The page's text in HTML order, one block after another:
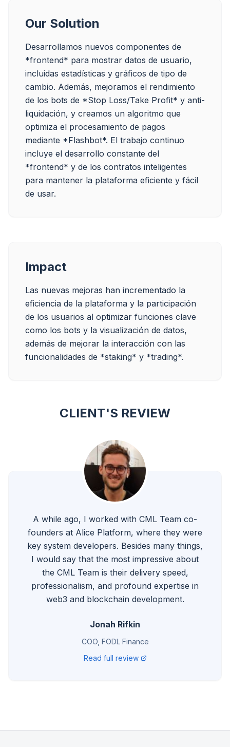
Our Solution
Desarrollamos nuevos componentes de
*frontend* para mostrar datos de usuario,
incluidas estadísticas y gráficos de tipo de
cambio. Además, mejoramos el rendimiento
de los bots de *Stop Loss/Take Profit* y anti-
liquidación, y creamos un algoritmo que
optimiza el procesamiento de pagos
mediante *Flashbot*. El trabajo continuo
incluye el desarrollo constante del
*frontend* y de los contratos inteligentes
para mantener la plataforma eficiente y fácil
Impact
Las nuevas mejoras han incrementado la
eficiencia de la plataforma y la participación
de los usuarios al optimizar funciones clave
como los bots y la visualización de datos,
además de mejorar la interacción con las
CLIENT'S REVIEW
A while ago, I worked with CML Team co-
founders at Alice Platform, where they were
key system developers. Besides many things,
I would say that the most impressive about
the CML Team is their delivery speed,
professionalism, and profound expertise in
web3 and blockchain development.
Jonah Rifkin
COO, FODL Finance
Read full review